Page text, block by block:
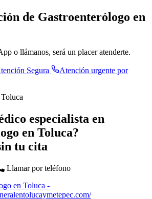
de Gastroenterólogo en
o llámanos, será un placer atenderte.
Segura
Atención urgente por
Toluca
especialista en
en Toluca?
tu cita
Llamar por teléfono